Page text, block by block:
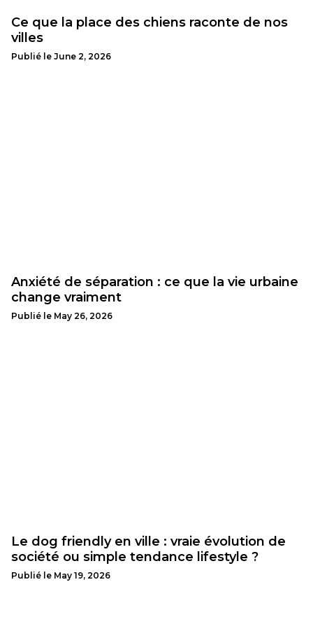
Ce que la place des chiens raconte de nos
villes
Publié le June 2, 2026
Anxiété de séparation : ce que la vie urbaine
change vraiment
Publié le May 26, 2026
Le dog friendly en ville : vraie évolution de
société ou simple tendance lifestyle ?
Publié le May 19, 2026